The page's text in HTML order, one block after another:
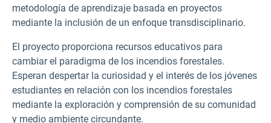
metodología de aprendizaje basada en proyectos
mediante la inclusión de un enfoque transdisciplinario.
El proyecto proporciona recursos educativos para
cambiar el paradigma de los incendios forestales.
Esperan despertar la curiosidad y el interés de los jóvenes
estudiantes en relación con los incendios forestales
mediante la exploración y comprensión de su comunidad
y medio ambiente circundante.